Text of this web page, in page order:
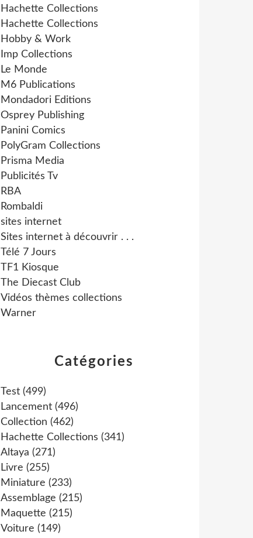
Catégories
Test (499)
Lancement (496)
Collection (462)
Hachette Collections (341)
Altaya (271)
Livre (255)
Miniature (233)
Assemblage (215)
Maquette (215)
Voiture (149)
Hachette Collections
Hachette Collections
Hobby & Work
Imp Collections
Le Monde
M6 Publications
Mondadori Editions
Osprey Publishing
Panini Comics
PolyGram Collections
Prisma Media
Publicités Tv
RBA
Rombaldi
sites internet
Sites internet à découvrir . . .
Télé 7 Jours
TF1 Kiosque
The Diecast Club
Vidéos thèmes collections
Warner